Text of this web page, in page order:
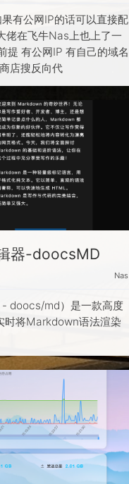
有公网IP的话可以直接配
佬在飞牛Nas上也上了一
提 有公网IP 有自己的域名
店搜反向代
器-doocsMD
Nas
doocs/md）是一款高度
时将Markdown语法渲染